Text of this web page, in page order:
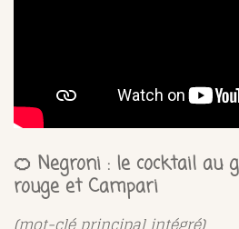
🍊 Negroni : le cocktail au
rouge et Campari